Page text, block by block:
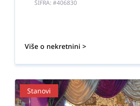
ŠIFRA: #406830
Više o nekretnini >
Stanovi